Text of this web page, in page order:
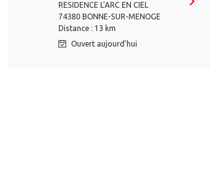
RESIDENCE L'ARC EN CIEL
74380 BONNE-SUR-MENOGE
Distance : 13 km
Ouvert aujourd’hui